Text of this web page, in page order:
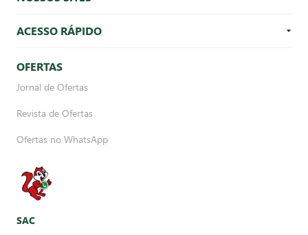
ACESSO RÁPIDO
OFERTAS
Jornal de Ofertas
Revista de Ofertas
Ofertas no WhatsApp
SAC